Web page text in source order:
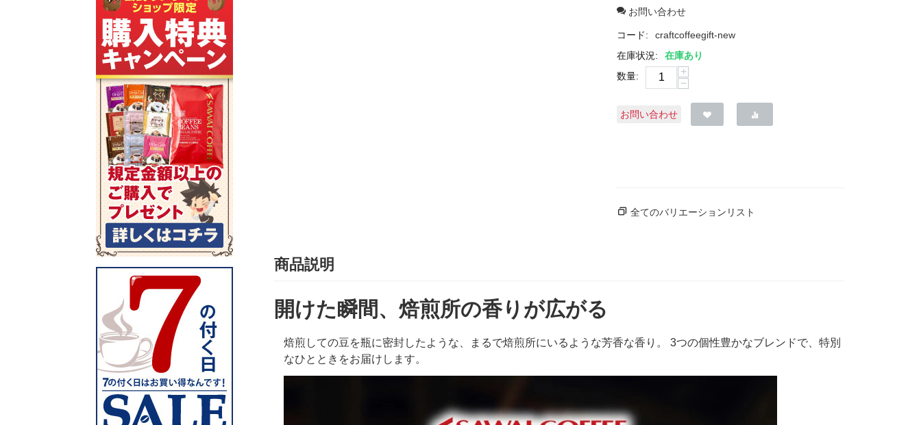
お問い合わせ
コード:
craftcoffeegift-new
在庫状況:
在庫あり
数量:
+
−
お問い合わせ
全てのバリエーションリスト
商品説明
開けた瞬間、焙煎所の香りが広がる
焙煎しての豆を瓶に密封したような、まるで焙煎所にいるような芳香な香り。 3つの個性豊かなブレンドで、特別
なひとときをお届けします。